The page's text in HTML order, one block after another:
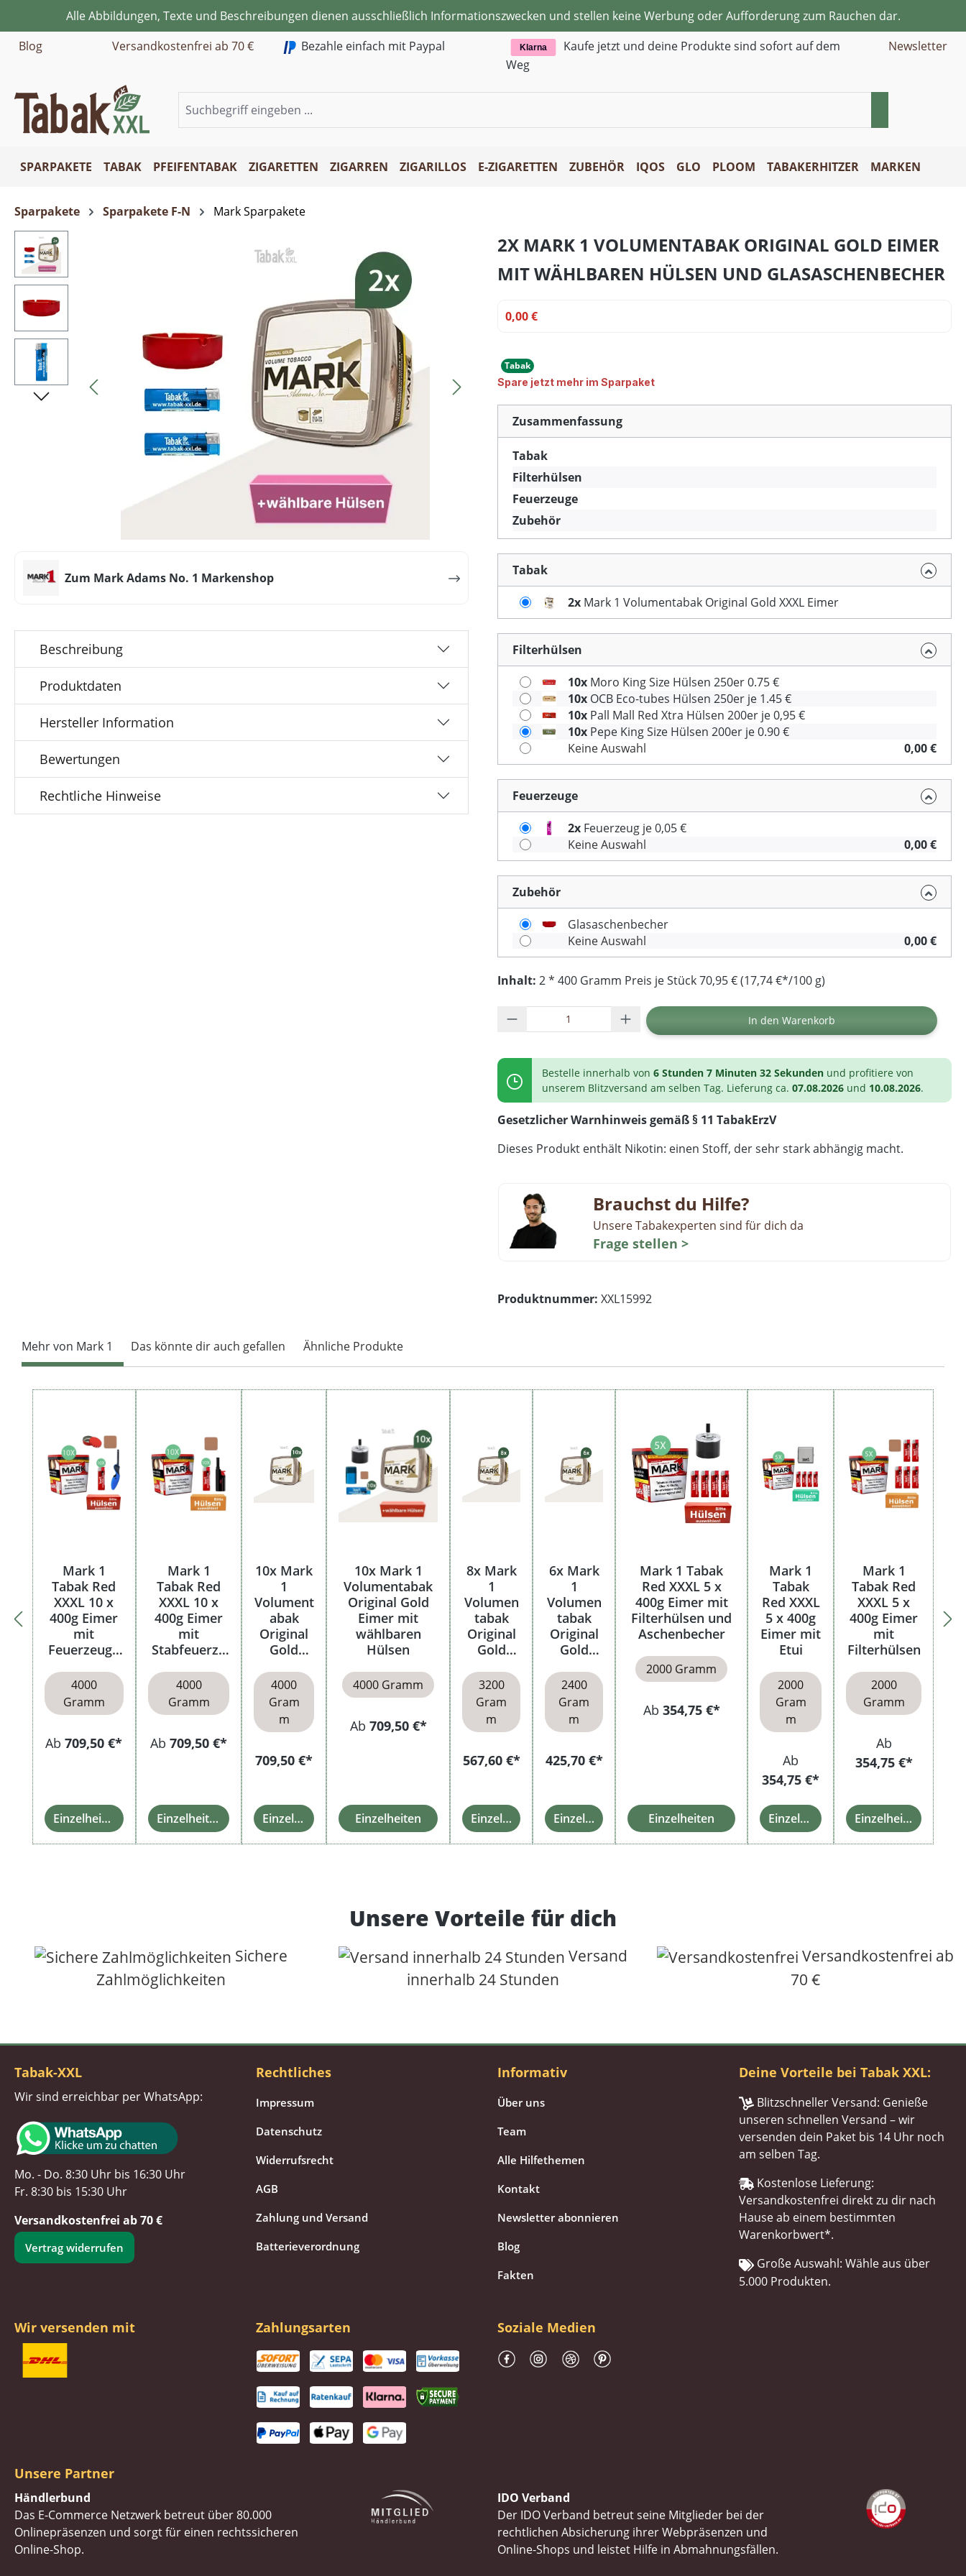
Hauptinhalt springen
Zur Suche springen
Zur Hauptnavigation springen
Alle Abbildungen, Texte und Beschreibungen dienen ausschließlich Informationszwecken und stellen keine Werbung oder Aufforderung zum Rauchen dar.
Blog
Versandkostenfrei ab 70 € Bezahle einfach mit Paypal Klarna
Kaufe jetzt und deine Produkte sind sofort auf dem
Weg
Newsletter
SPARPAKETE TABAK PFEIFENTABAK ZIGARETTEN ZIGARREN ZIGARILLOS E-ZIGARETTEN ZUBEHÖR IQOS GLO PLOOM TABAKERHITZER MARKEN
Sparpakete Sparpakete F-N Mark Sparpakete
Zum Mark Adams No. 1 Markenshop
Beschreibung
Produktdaten
Hersteller Information
Bewertungen
Rechtliche Hinweise
2X MARK 1 VOLUMENTABAK ORIGINAL GOLD EIMER
MIT WÄHLBAREN HÜLSEN UND GLASASCHENBECHER
0,00 €
Tabak
Spare jetzt mehr im Sparpaket
Zusammenfassung
Tabak
Filterhülsen
Feuerzeuge
Zubehör
Tabak
2x Mark 1 Volumentabak Original Gold XXXL Eimer
Filterhülsen
10x Moro King Size Hülsen 250er 0.75 €
10x OCB Eco-tubes Hülsen 250er je 1.45 €
10x Pall Mall Red Xtra Hülsen 200er je 0,95 €
10x Pepe King Size Hülsen 200er je 0.90 €
Keine Auswahl
0,00 €
Feuerzeuge
2x Feuerzeug je 0,05 €
Keine Auswahl
0,00 €
Zubehör
Glasaschenbecher
Keine Auswahl
0,00 €
Inhalt: 2 * 400 Gramm Preis je Stück 70,95 € (17,74 €*/100 g)
Produkt Anzahl: Gib den gewünschten Wert ein oder
In den Warenkorb
Bestelle innerhalb von 6 Stunden 7 Minuten 32 Sekunden und profitiere von
unserem Blitzversand am selben Tag. Lieferung ca. 07.08.2026 und 10.08.2026.
Gesetzlicher Warnhinweis gemäß § 11 TabakErzV
Dieses Produkt enthält Nikotin: einen Stoff, der sehr stark abhängig macht.
Brauchst du Hilfe?
Unsere Tabakexperten sind für dich da
Frage stellen >
Produktnummer: XXL15992
Mehr von Mark 1 Das könnte dir auch gefallen Ähnliche Produkte
Produktgalerie überspringen
Mark 1
Tabak Red
XXXL 10 x
400g Eimer
mit
Feuerzeuge
4000
Gramm
Ab709,50 €*
Einzelheiten
Mark 1
Tabak Red
XXXL 10 x
400g Eimer
mit
Stabfeuerze
4000
Gramm
Ab709,50 €*
Einzelheiten
10x Mark
1
Volument
abak
Original
Gold
4000
Gram
m
709,50 €*
Einzelheiten
10x Mark 1
Volumentabak
Original Gold
Eimer mit
wählbaren
Hülsen
4000 Gramm
Ab 709,50 €*
Einzelheiten
8x Mark
1
Volumen
tabak
Original
Gold
3200
Gram
m
567,60 €*
Einzelheiten
6x Mark
1
Volumen
tabak
Original
Gold
2400
Gram
m
425,70 €*
Einzelheiten
Mark 1 Tabak
Red XXXL 5 x
400g Eimer mit
Filterhülsen und
Aschenbecher
2000 Gramm
Ab 354,75 €*
Einzelheiten
Mark 1
Tabak
Red XXXL
5 x 400g
Eimer mit
Etui
2000
Gram
m
Ab
354,75 €*
Einzelheiten
Mark 1
Tabak Red
XXXL 5 x
400g Eimer
mit
Filterhülsen
2000
Gramm
Ab
354,75 €*
Einzelheiten
Unsere Vorteile für dich
Sichere
Zahlmöglichkeiten
Versand
innerhalb 24 Stunden
Versandkostenfrei ab
70 €
Tabak-XXL
Wir sind erreichbar per WhatsApp:
Mo. - Do. 8:30 Uhr bis 16:30 Uhr
Fr. 8:30 bis 15:30 Uhr
Versandkostenfrei ab 70 €
Vertrag widerrufen
Rechtliches
Impressum
Datenschutz
Widerrufsrecht
AGB
Zahlung und Versand
Batterieverordnung
Informativ
Über uns
Team
Alle Hilfethemen
Kontakt
Newsletter abonnieren
Blog
Fakten
Deine Vorteile bei Tabak XXL:
Blitzschneller Versand: Genieße
unseren schnellen Versand – wir
versenden dein Paket bis 14 Uhr noch
am selben Tag.
Kostenlose Lieferung:
Versandkostenfrei direkt zu dir nach
Hause ab einem bestimmten
Warenkorbwert*.
Große Auswahl: Wähle aus über
5.000 Produkten.
Wir versenden mit Zahlungsarten Soziale Medien
Unsere Partner
Händlerbund
Das E-Commerce Netzwerk betreut über 80.000
Onlinepräsenzen und sorgt für einen rechtssicheren
Online-Shop.
IDO Verband
Der IDO Verband betreut seine Mitglieder bei der
rechtlichen Absicherung ihrer Webpräsenzen und
Online-Shops und leistet Hilfe in Abmahnungsfällen.